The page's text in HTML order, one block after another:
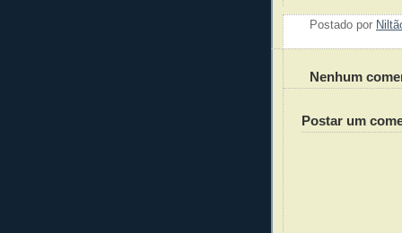
Postado por
Nenhum
Postar um